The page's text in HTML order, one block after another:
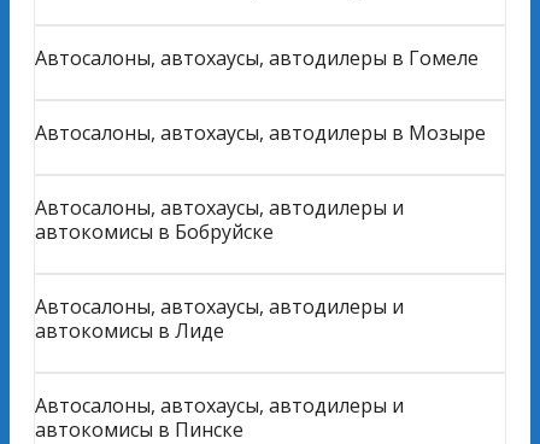
Автосалоны, автохаусы, автодилеры в Гомеле
Автосалоны, автохаусы, автодилеры в Мозыре
Автосалоны, автохаусы, автодилеры и
автокомисы в Бобруйске
Автосалоны, автохаусы, автодилеры и
автокомисы в Лиде
Автосалоны, автохаусы, автодилеры и
автокомисы в Пинске